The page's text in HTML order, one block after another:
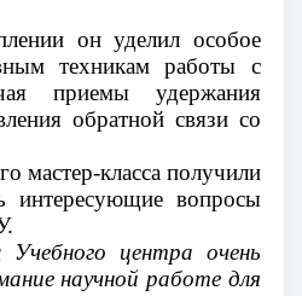
он уделил особое
техникам работы с
приемы удержания
обратной связи со
мастер-класса получили
интересующие вопросы
центра очень
научной работе для